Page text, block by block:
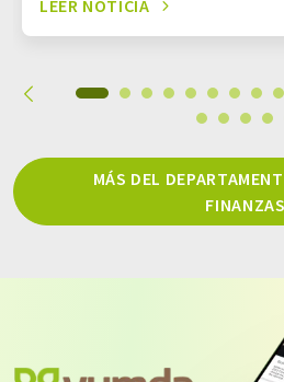
LEER NOTICIA
MÁS DEL
FINANZAS